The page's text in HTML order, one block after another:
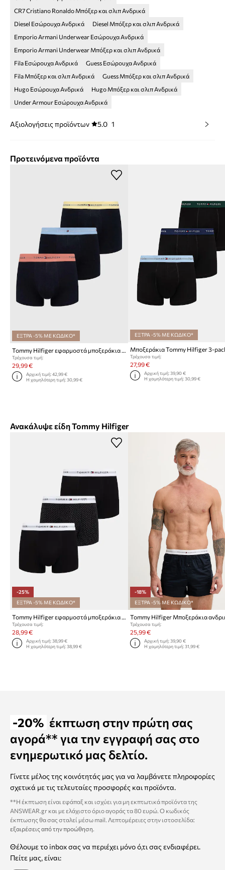
CR7 Cristiano Ronaldo Μπόξερ και σλιπ Ανδρικά
Diesel Εσώρουχα Ανδρικά
Diesel Μπόξερ και σλιπ Ανδρικά
Emporio Armani Underwear Εσώρουχα Ανδρικά
Emporio Armani Underwear Μπόξερ και σλιπ Ανδρικά
Fila Εσώρουχα Ανδρικά
Guess Εσώρουχα Ανδρικά
Fila Μπόξερ και σλιπ Ανδρικά
Guess Μπόξερ και σλιπ Ανδρικά
Hugo Εσώρουχα Ανδρικά
Hugo Μπόξερ και σλιπ Ανδρικά
Under Armour Εσώρουχα Ανδρικά
Αξιολογήσεις προϊόντων 5.0 1
Προτεινόμενα προϊόντα
ΕΞΤΡΑ -5% ΜΕ ΚΩΔΙΚΟ*
Τρέχουσα τιμή:
29,99 €
Αρχική τιμή:42,99 €
Η χαμηλότερη τιμή:30,99 €
ΕΞΤΡΑ -5% ΜΕ ΚΩΔΙΚΟ*
Μποξεράκια Tommy Hilfiger 3-
Τρέχουσα τιμή:
27,99 €
Αρχική τιμή: 39,90 €
Η χαμηλότερη τιμή: 30,99 €
Ανακάλυψε είδη Tommy Hilfiger
-25%
ΕΞΤΡΑ -5% ΜΕ ΚΩΔΙΚΟ*
Τρέχουσα τιμή:
28,99 €
Αρχική τιμή:38,99 €
Η χαμηλότερη τιμή:38,99 €
-18%
ΕΞΤΡΑ -5% ΜΕ ΚΩΔΙΚΟ*
Τρέχουσα τιμή:
25,99 €
Αρχική τιμή: 39,90 €
Η χαμηλότερη τιμή: 31,99 €
-20% έκπτωση στην πρώτη σας
αγορά** για την εγγραφή σας στο
ενημερωτικό μας δελτίο.
Γίνετε μέλος της κοινότητάς μας για να λαμβάνετε πληροφορίες
σχετικά με τις τελευταίες προσφορές και προϊόντα.
**Η έκπτωση είναι εφάπαξ και ισχύει για μη εκπτωτικά προϊόντα της
ANSWEAR.gr και με ελάχιστο όριο αγοράς τα 80 ευρώ. Ο κωδικός
έκπτωσης θα σας σταλεί μέσω mail. Λεπτομέρειες στην ιστοσελίδα:
εξαιρέσεις από την προώθηση.
Θέλουμε το inbox σας να περιέχει μόνο ό,τι σας ενδιαφέρει.
Πείτε μας, είναι: